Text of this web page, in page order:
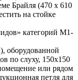
Брайля (470 х 610
на стойке
категорий М1-
оборудованной
по слуху, 150х150
или рядом
петля для